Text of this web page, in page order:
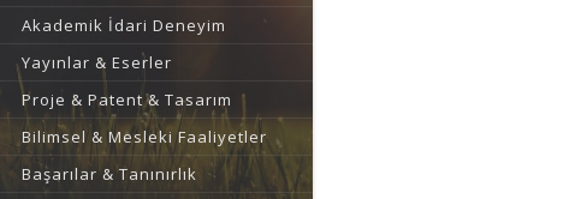
Akademik İdari Deneyim
Yayınlar & Eserler
Proje & Patent & Tasarım
Bilimsel & Mesleki Faaliyetler
Başarılar & Tanınırlık